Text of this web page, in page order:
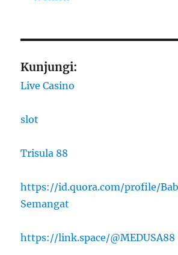
Kunjungi:
Live Casino
slot
Trisula 88
https://id.quora.com/profile/
Semangat
https://link.space/@MEDUSA88